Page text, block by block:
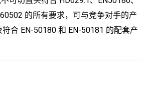
的所有要求，可与竞争对手的产
合 EN-50180 和 EN-50181 的配套产